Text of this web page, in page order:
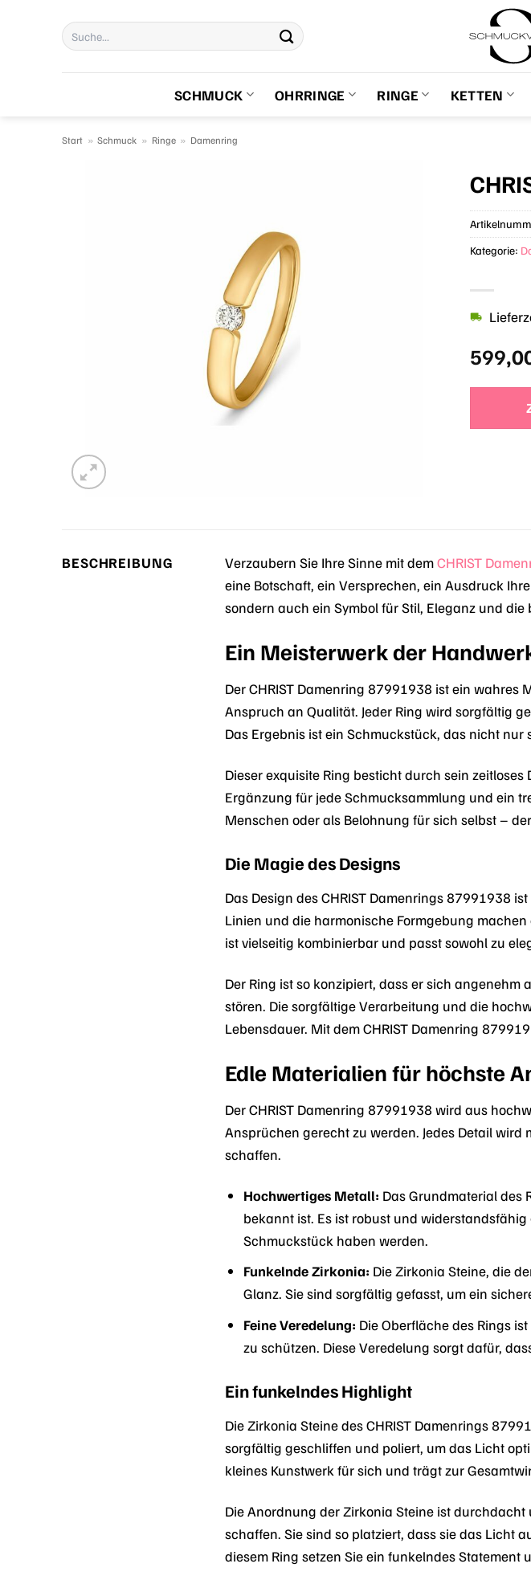
Suchen
nach:
SCHMUCK OHRRINGE RINGE KETTEN
Start » Schmuck » Ringe » Damenring
Kategorie:
BESCHREIBUNG Verzaubern Sie Ihre Sinne mit demCHRIST
eine Botschaft, ein Versprechen, ein Ausdruck
sondern auch ein Symbol für Stil, Eleganz und
Ein Meisterwerk der
Der CHRIST Damenring 87991938 ist ein
Anspruch an Qualität. Jeder Ring wird sorgfältig
Das Ergebnis ist ein Schmuckstück, das nicht
Dieser exquisite Ring besticht durch sein
Ergänzung für jede Schmucksammlung und ein
Menschen oder als Belohnung für sich selbst –
Die Magie des Designs
Das Design des CHRIST Damenrings 87991938
Linien und die harmonische Formgebung
ist vielseitig kombinierbar und passt sowohl zu
Der Ring ist so konzipiert, dass er sich
stören. Die sorgfältige Verarbeitung und die
Lebensdauer. Mit dem CHRIST Damenring
Edle Materialien für höchste
Der CHRIST Damenring 87991938 wird aus
Ansprüchen gerecht zu werden. Jedes Detail
schaffen.
Hochwertiges Metall: Das Grundmaterial des
bekannt ist. Es ist robust und
Schmuckstück haben werden.
Funkelnde Zirkonia: Die Zirkonia Steine, die
Glanz. Sie sind sorgfältig gefasst, um ein
Feine Veredelung: Die Oberfläche des Rings
zu schützen. Diese Veredelung sorgt dafür,
Ein funkelndes Highlight
Die Zirkonia Steine des CHRIST Damenrings
sorgfältig geschliffen und poliert, um das Licht
kleines Kunstwerk für sich und trägt zur
Die Anordnung der Zirkonia Steine ist
schaffen. Sie sind so platziert, dass sie das Licht
diesem Ring setzen Sie ein funkelndes Statement